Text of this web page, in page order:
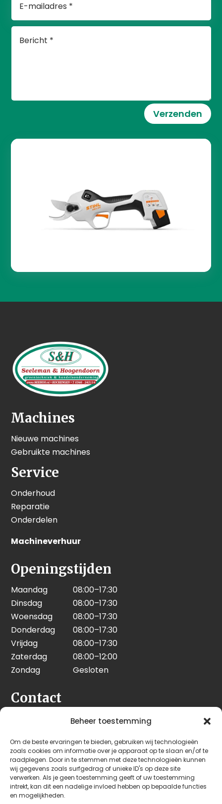
Beheer toestemming
Om de beste ervaringen te bieden, gebruiken wij technologieën
zoals cookies om informatie over je apparaat op te slaan en/of te
raadplegen. Door in te stemmen met deze technologieën kunnen
wij gegevens zoals surfgedrag of unieke ID's op deze site
verwerken. Als je geen toestemming geeft of uw toestemming
intrekt, kan dit een nadelige invloed hebben op bepaalde functies
en mogelijkheden.
Verzenden
Machines
Nieuwe machines
Gebruikte machines
Service
Onderhoud
Reparatie
Onderdelen
Machineverhuur
Openingstijden
Maandag
08:00–17:30
Dinsdag
08:00–17:30
Woensdag
08:00–17:30
Donderdag
08:00–17:30
Vrijdag
08:00–17:30
Zaterdag
08:00–12:00
Zondag
Gesloten
Contact
Seeleman & Hoogendoorn
3628 GD Kockengen
Nederland
+31 (0)346 242 114
info@seehoo.nl